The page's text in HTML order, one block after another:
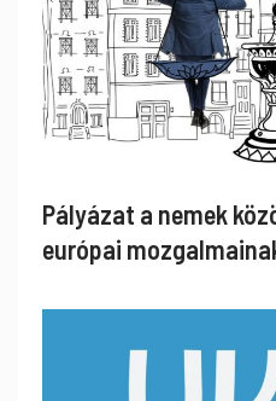
Pályázat a nemek
európai